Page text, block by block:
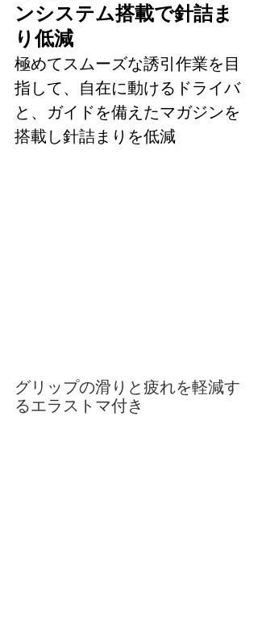
ンシステム搭載で針詰ま
り低減
極めてスムーズな誘引作業を目
指して、自在に動けるドライバ
と、ガイドを備えたマガジンを
搭載し針詰まりを低減
グリップの滑りと疲れを軽減す
るエラストマ付き